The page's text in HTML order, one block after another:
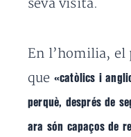
seva visita.
En l’homilia, el
que «catòlics i
perquè, després de
ara són capaços de